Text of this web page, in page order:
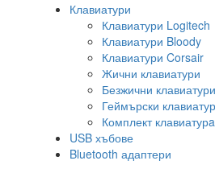
Клавиатури
Клавиатури Logitech
Клавиатури Bloody
Клавиатури Corsair
Жични клавиатури
Безжични клавиатури
Геймърски
Комплект
USB хъбове
Bluetooth адаптери